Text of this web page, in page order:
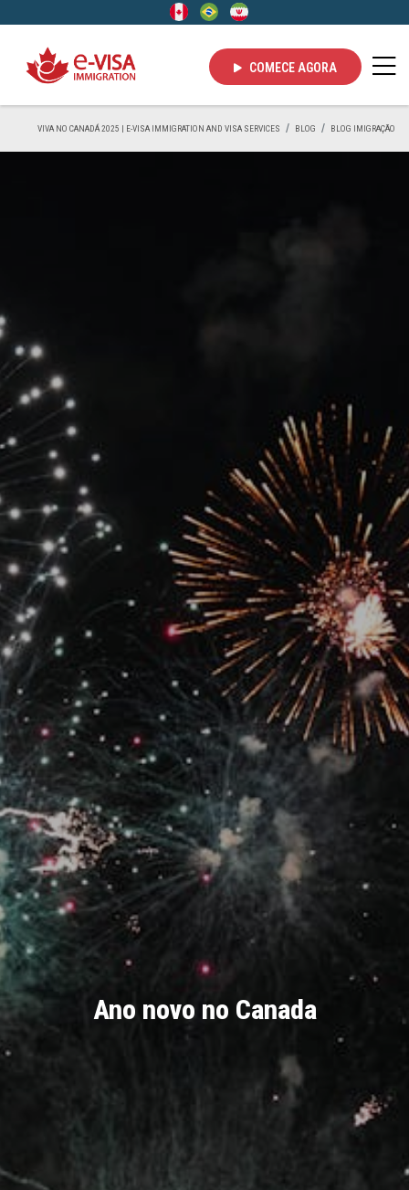
COMECE AGORA
VIVA NO CANADÁ 2025 | E-VISA IMMIGRATION AND VISA SERVICES BLOG BLOG IMIGRAÇÃO
Ano novo no Canada